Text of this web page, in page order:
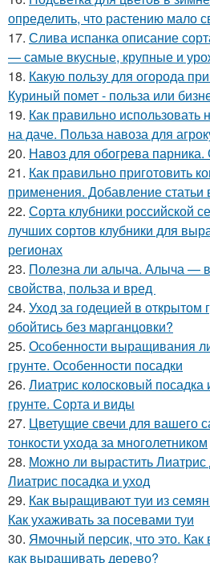
определить, что растению мало
17. Слива испанка описание
— самые вкусные, крупные и
18. Какую пользу для огорода
Куриный помет - польза или
19. Как правильно использовать
на даче. Польза навоза для
20. Навоз для обогрева
21. Как правильно приготовить
применения. Добавление статьи
22. Сорта клубники российской
лучших сортов клубники для
регионах
23. Полезна ли алыча. Алыча —
свойства, польза и вред
24. Уход за годецией в открытом
обойтись без марганцовки?
25. Особенности выращивания
грунте. Особенности посадки
26. Лиатрис колосковый посадка
грунте. Сорта и виды
27. Цветущие свечи для вашего
тонкости ухода за многолетником
28. Можно ли вырастить
Лиатрис посадка и уход
29. Как выращивают туи из
Как ухаживать за посевами туи
30. Ямочный персик, что это. Как
как выращивать дерево?